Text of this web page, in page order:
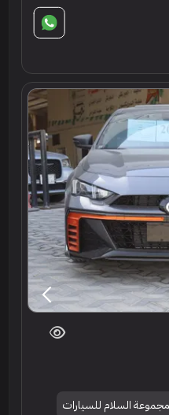
السلام للسيارات